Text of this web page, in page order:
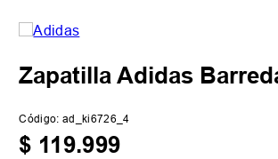
Zapatilla Adidas
Código: ad_ki6726_4
$ 119.999
5. zapatillas adidas